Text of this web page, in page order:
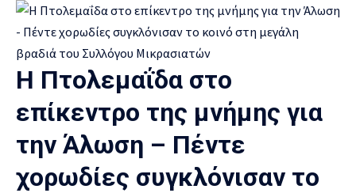
Η Πτολεμαΐδα στο
επίκεντρο της μνήμης για
την Άλωση – Πέντε
χορωδίες συγκλόνισαν το